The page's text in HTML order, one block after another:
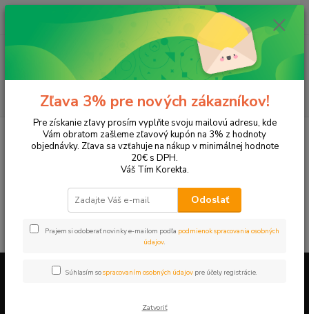
Hľadať
ks
za 0,00 EUR
Tonery a náplne do tlačiarní SAMSUNG SCX-4016
V tejto kategórii nebol nájdený žiadny tovar.
Zľava 3% pre nových zákazníkov!
Pre získanie zľavy prosím vyplňte svoju mailovú adresu, kde
Vám obratom zašleme zľavový kupón na 3% z hodnoty
objednávky. Zľava sa vzťahuje na nákup v minimálnej hodnote
20€ s DPH.
Váš Tím Korekta.
Odoslať
Prajem si odoberať novinky e-mailom podľa podmienok spracovania osobných
údajov.
Súhlasím sospracovaním osobných údajov pre účely registrácie.
Zatvoriť